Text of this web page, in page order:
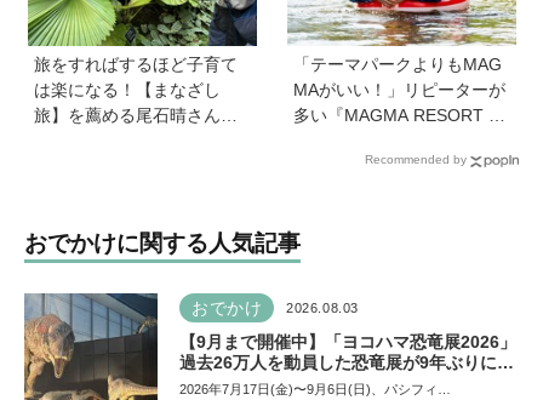
旅をすればするほど子育て
は楽になる！【まなざし
旅】を薦める尾石晴さんの
「テーマパークよりもMAG
MAがいい！」リピーターが
多い『MAGMA RESORT 下
ゾートではない、子どもの
い》
Recommended by
おでかけに関する人気記事
おでかけ 2026.08.03
【9月まで開催中】「ヨコハマ恐竜展2026」
過去26万人を動員した恐竜展が9年ぶりに復
活！ 夏休みのおでかけで楽しむポイントを
2026年7月17日(金)〜9月6日(日)、パシフィ…